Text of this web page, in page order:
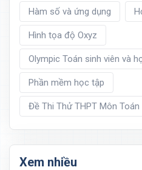
Hàm số và ứng dụng
Hình tọa độ Oxyz
Olympic Toán sinh viên và
Phần mềm học tập
Đề Thi Thử THPT Môn Toán
Xem nhiều